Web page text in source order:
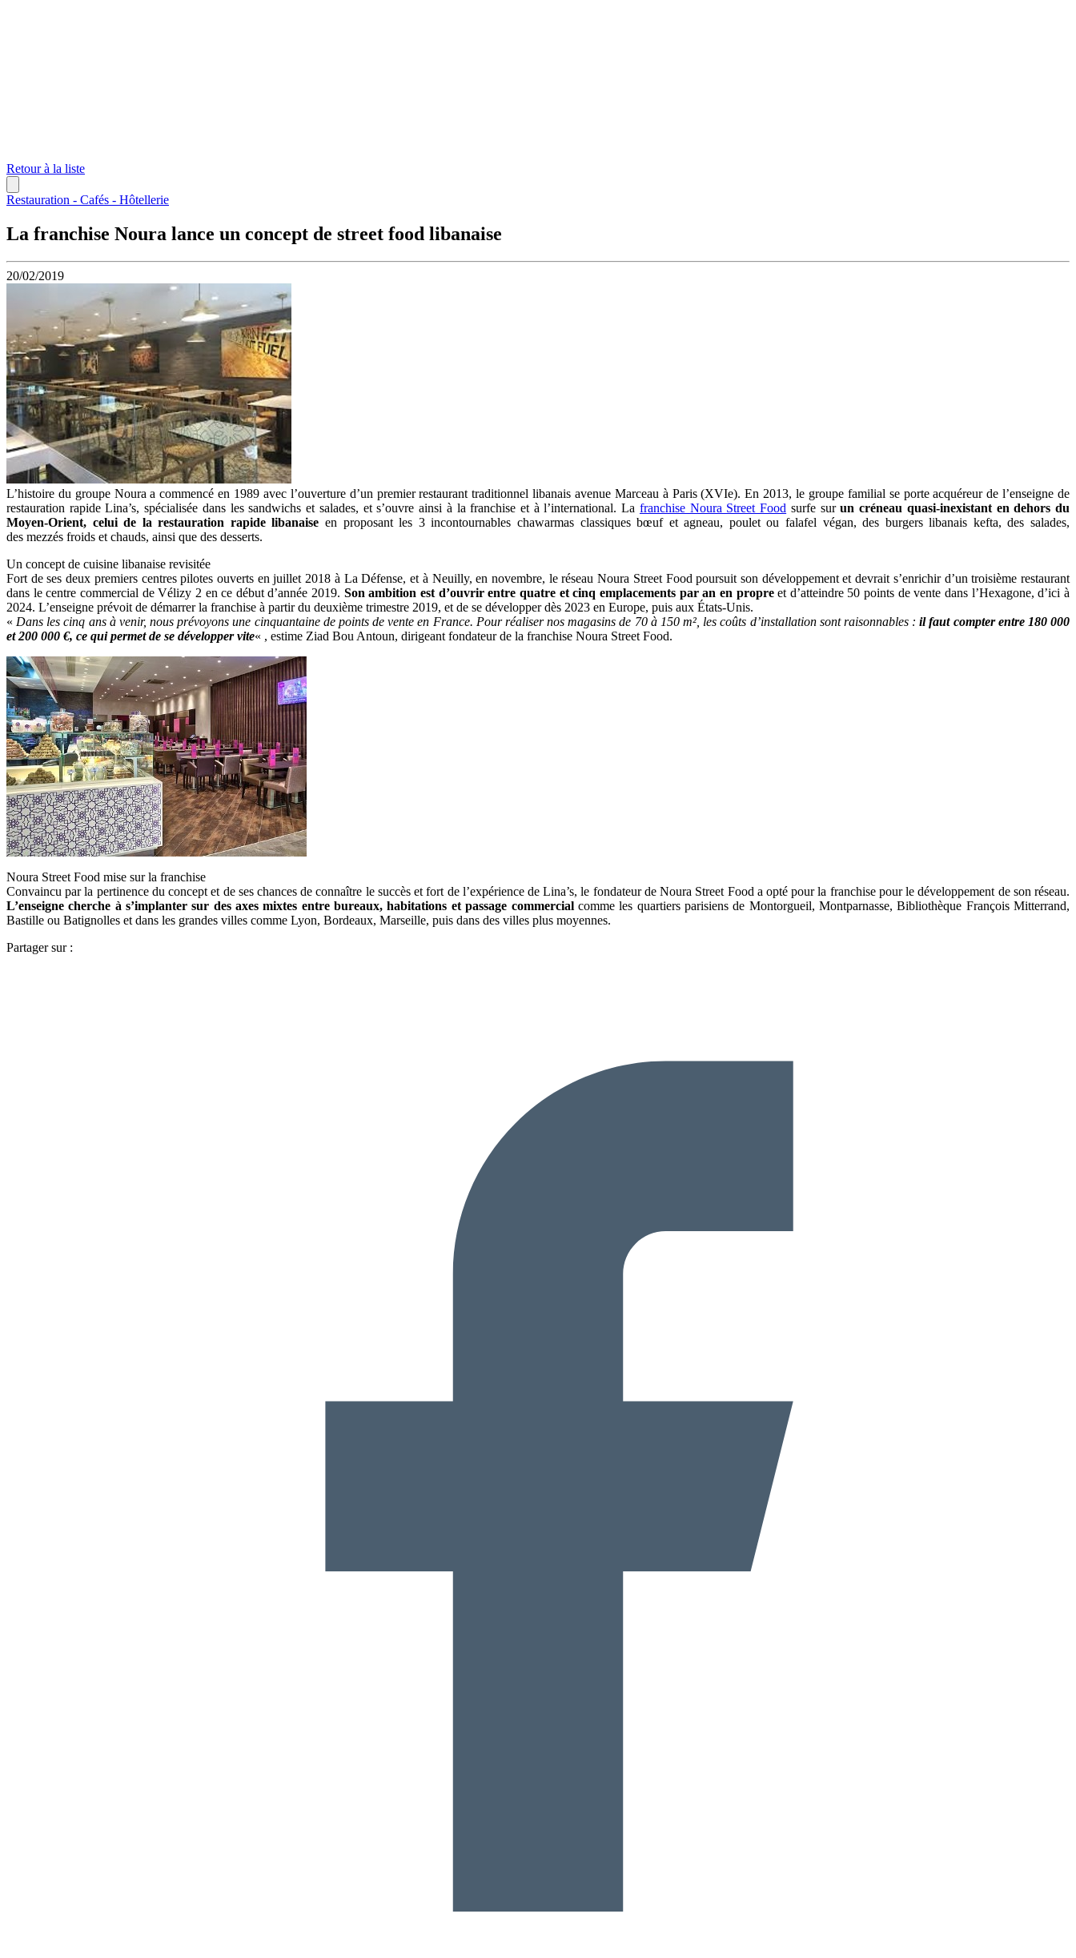
Retour à la liste
Restauration - Cafés - Hôtellerie
La franchise Noura lance un concept de street food libanaise
20/02/2019
L’histoire du groupe Noura a commencé en 1989 avec l’ouverture d’un premier restaurant traditionnel libanais avenue Marceau à Paris (XVIe). En 2013, le groupe familial se porte acquéreur de l’enseigne de
restauration rapide Lina’s, spécialisée dans les sandwichs et salades, et s’ouvre ainsi à la franchise et à l’international. La franchise Noura Street Food surfe surun créneau quasi-inexistant en dehors du
Moyen-Orient, celui de la restauration rapide libanaise en proposant les 3 incontournables chawarmas classiques bœuf et agneau, poulet ou falafel végan, des burgers libanais kefta, des salades,
des mezzés froids et chauds, ainsi que des desserts.
Un concept de cuisine libanaise revisitée
Fort de ses deux premiers centres pilotes ouverts en juillet 2018 à La Défense, et à Neuilly, en novembre, le réseau Noura Street Food poursuit son développement et devrait s’enrichir d’un troisième restaurant
dans le centre commercial de Vélizy 2 en ce début d’année 2019. Son ambition est d’ouvrir entre quatre et cinq emplacements par an en propreet d’atteindre 50 points de vente dans l’Hexagone, d’ici à
2024. L’enseigne prévoit de démarrer la franchise à partir du deuxième trimestre 2019, et de se développer dès 2023 en Europe, puis aux États-Unis.
« Dans les cinq ans à venir, nous prévoyons une cinquantaine de points de vente en France. Pour réaliser nos magasins de 70 à 150 m², les coûts d’installation sont raisonnables :il faut compter entre 180 000
et 200 000 €, ce qui permet de se développer vite« , estime Ziad Bou Antoun, dirigeant fondateur de la franchise Noura Street Food.
Noura Street Food mise sur la franchise
Convaincu par la pertinence du concept et de ses chances de connaître le succès et fort de l’expérience de Lina’s, le fondateur de Noura Street Food a opté pour la franchise pour le développement de son réseau.
L’enseigne cherche à s’implanter sur des axes mixtes entre bureaux, habitations et passage commercial comme les quartiers parisiens de Montorgueil, Montparnasse, Bibliothèque François Mitterrand,
Bastille ou Batignolles et dans les grandes villes comme Lyon, Bordeaux, Marseille, puis dans des villes plus moyennes.
Partager sur :